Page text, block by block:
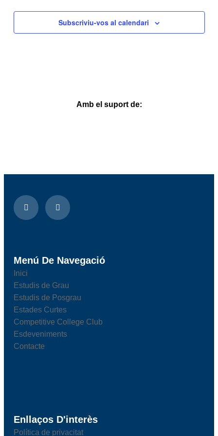
Subscriviu-vos al calendari
Amb el suport de:
Menú De Navegació
Inici
Estudis de Grau
Estudis de Posgrau
Estades Curtes
Competitive College Club
Esdeveniments
Contacte
Enllaços D'interès
Política de privacitat